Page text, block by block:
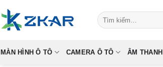
to
content
Tìm
kiếm:
MÀN HÌNH Ô TÔ CAMERA Ô TÔ ÂM THANH